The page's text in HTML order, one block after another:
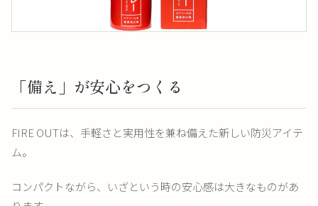
「備え」が安心をつくる
FIRE OUTは、手軽さと実用性を兼ね備えた新しい防災アイテ
ム。
コンパクトながら、いざという時の安心感は大きなものがあ